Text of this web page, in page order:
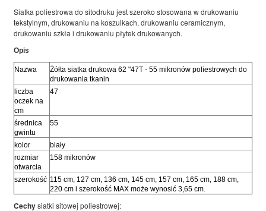
Siatka poliestrowa do sitodruku jest szeroko stosowana w drukowaniu
tekstylnym, drukowaniu na koszulkach, drukowaniu ceramicznym,
drukowaniu szkła i drukowaniu płytek drukowanych.
Opis
Nazwa
Żółta siatka drukowa 62 "47T - 55 mikronów poliestrowych do
drukowania tkanin
liczba
oczek na
cm
47
średnica
gwintu
55
kolor
biały
rozmiar
otwarcia
158 mikronów
szerokość 115 cm, 127 cm, 136 cm, 145 cm, 157 cm, 165 cm, 188 cm,
220 cm i szerokość MAX może wynosić 3,65 cm.
Cechysiatki sitowej poliestrowej: